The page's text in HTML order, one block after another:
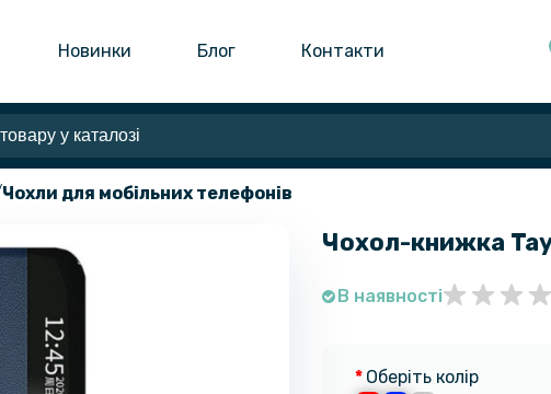
Новинки Блог Контакти
Чохли для мобільних телефонів
Чохол-книжка
В наявності
Оберіть колір